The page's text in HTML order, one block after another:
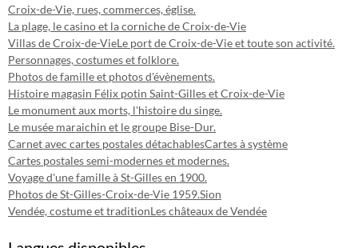
Croix-de-Vie, rues, commerces, église.
La plage, le casino et la corniche de Croix-de-Vie
Villas de Croix-de-VieLe port de Croix-de-Vie et toute son activité.
Personnages, costumes et folklore.
Photos de famille et photos d'évènements.
Histoire magasin Félix potin Saint-Gilles et Croix-de-Vie
Le monument aux morts, l'histoire du singe.
Le musée maraichin et le groupe Bise-Dur.
Carnet avec cartes postales détachablesCartes à système
Cartes postales semi-modernes et modernes.
Voyage d'une famille à St-Gilles en 1900.
Photos de St-Gilles-Croix-de-Vie 1959.Sion
Vendée, costume et traditionLes châteaux de Vendée